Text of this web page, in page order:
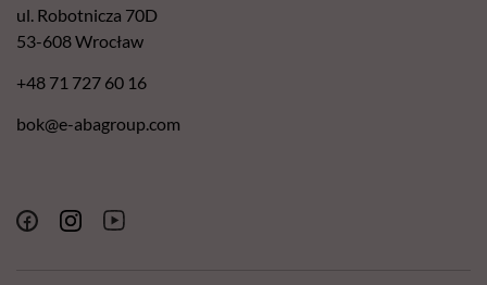
ul. Robotnicza 70D
53-608 Wrocław
+48 71 727 60 16
bok@e-abagroup.com